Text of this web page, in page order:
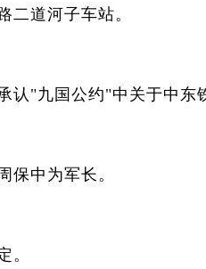
道河子车站。
"九国公约"中关于中东
中为军长。
。